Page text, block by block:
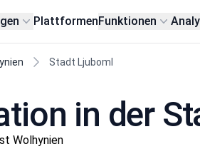
PlattformenFunktionen
Stadt Ljuboml
in der
Wolhynien